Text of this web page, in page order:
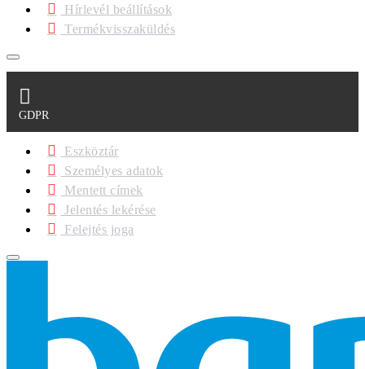
Hírlevél beállítások
Termékvisszaküldés
GDPR
Eszköztár
Személyes adatok
Mentett címek
Jelentés lekérése
Felejtés joga